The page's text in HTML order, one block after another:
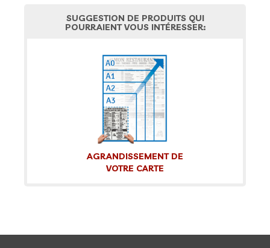
SUGGESTION DE PRODUITS QUI
POURRAIENT VOUS INTÉRESSER:
AGRANDISSEMENT DE
VOTRE CARTE